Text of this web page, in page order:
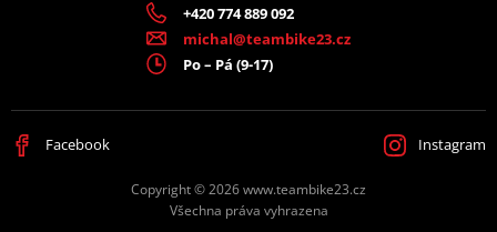
+420 774 889 092
michal@teambike23.cz
Po – Pá (9-17)
Facebook Instagram
Copyright © 2026 www.teambike23.cz
Všechna práva vyhrazena